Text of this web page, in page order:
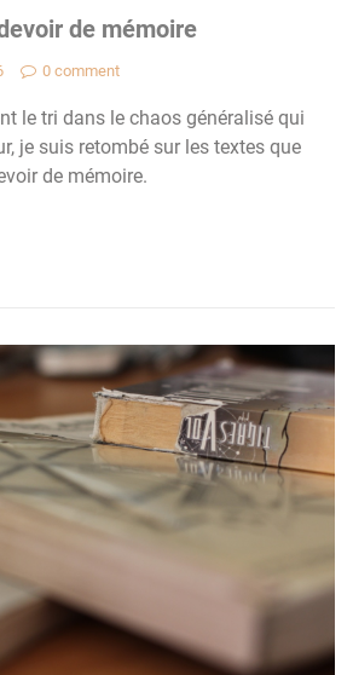
de mémoire
0 comment
le tri dans le chaos généralisé qui
je suis retombé sur les textes que
de mémoire.